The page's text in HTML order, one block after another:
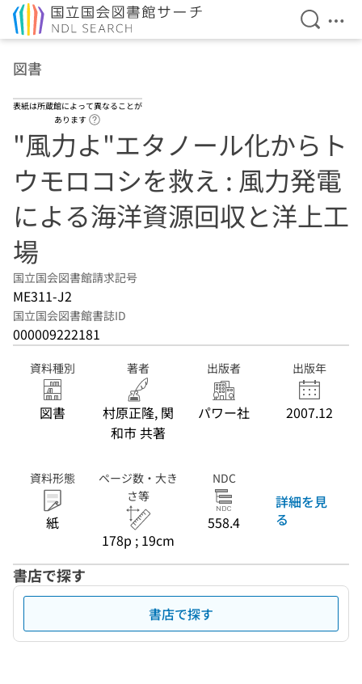
検索を
メ
図書
表紙は所蔵館によって異なることが
あります
"風力よ"エタノール化からト
ウモロコシを救え : 風力発電
による海洋資源回収と洋上工
場
国立国会図書館請求記号
ME311-J2
国立国会図書館書誌ID
000009222181
資料種別
図書
著者
村原正隆, 関
和市 共著
出版者
パワー社
出版年
2007.12
資料形態
紙
ページ数・大き
さ等
178p ; 19cm
NDC
558.4
詳細を見
る
書店で探す
書店で探す